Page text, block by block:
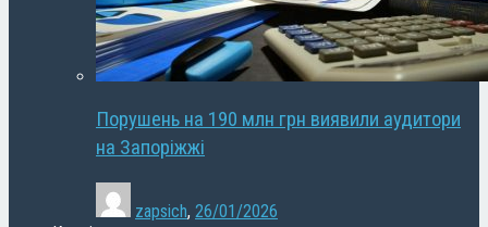
Порушень на 190 млн грн виявили аудитори
на Запоріжжі
zapsich, 26/01/2026